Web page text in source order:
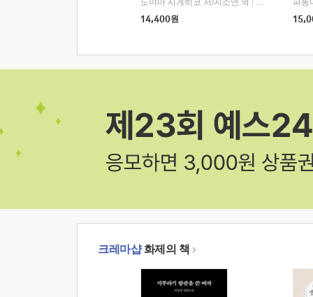
도야마 시게히코 저/지소연 역
알에이치코리
14,400원
파동
크레마샵화제의 책